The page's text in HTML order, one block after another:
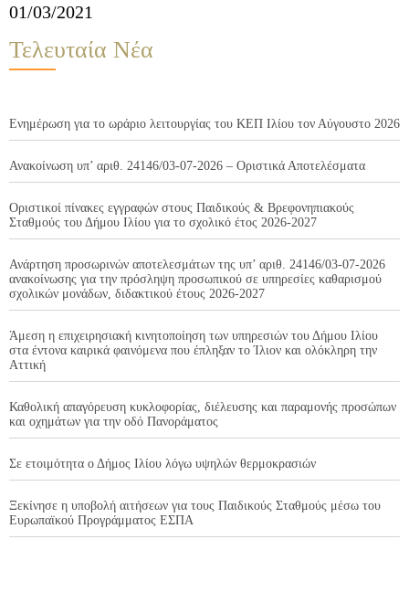
01/03/2021
Τελευταία Νέα
Ενημέρωση για το ωράριο λειτουργίας του ΚΕΠ Ιλίου τον Αύγουστο 2026
Ανακοίνωση υπ’ αριθ. 24146/03-07-2026 – Οριστικά Αποτελέσματα
Οριστικοί πίνακες εγγραφών στους Παιδικούς & Βρεφονηπιακούς
Σταθμούς του Δήμου Ιλίου για το σχολικό έτος 2026-2027
Ανάρτηση προσωρινών αποτελεσμάτων της υπ’ αριθ. 24146/03-07-2026
ανακοίνωσης για την πρόσληψη προσωπικού σε υπηρεσίες καθαρισμού
σχολικών μονάδων, διδακτικού έτους 2026-2027
Άμεση η επιχειρησιακή κινητοποίηση των υπηρεσιών του Δήμου Ιλίου
στα έντονα καιρικά φαινόμενα που έπληξαν το Ίλιον και ολόκληρη την
Αττική
Καθολική απαγόρευση κυκλοφορίας, διέλευσης και παραμονής προσώπων
και οχημάτων για την οδό Πανοράματος
Σε ετοιμότητα ο Δήμος Ιλίου λόγω υψηλών θερμοκρασιών
Ξεκίνησε η υποβολή αιτήσεων για τους Παιδικούς Σταθμούς μέσω του
Ευρωπαϊκού Προγράμματος ΕΣΠΑ